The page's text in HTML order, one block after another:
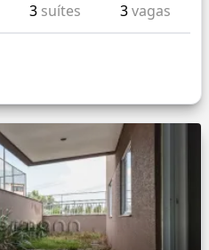
3 suítes 3vagas